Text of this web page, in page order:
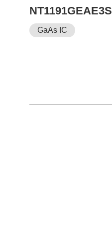
NT1191GEAE3S
GaAs IC